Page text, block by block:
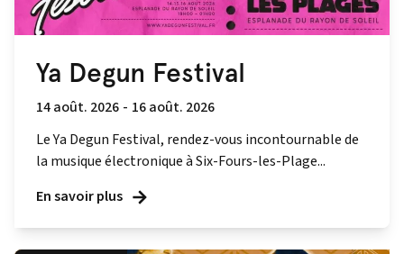
Ya Degun Festival
14 août. 2026 - 16 août. 2026
Le Ya Degun Festival, rendez-vous incontournable de
la musique électronique à Six-Fours-les-Plage...
En savoir plus